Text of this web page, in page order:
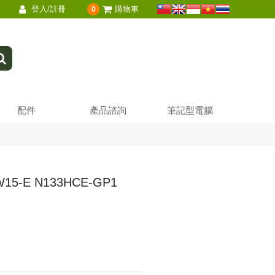
登入/註冊 0 購物車
配件 產品諮詢 筆記型電腦
E N133HCE-GP1